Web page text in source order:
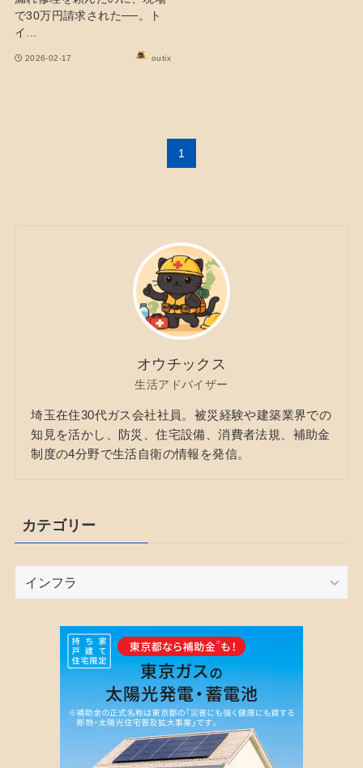
で30万円請求された──。ト
イ...
2026-02-17 outix
1
オウチックス
生活アドバイザー
埼玉在住30代ガス会社社員。被災経験や建築業界での
知見を活かし、防災、住宅設備、消費者法規、補助金
制度の4分野で生活自衛の情報を発信。
カテゴリー